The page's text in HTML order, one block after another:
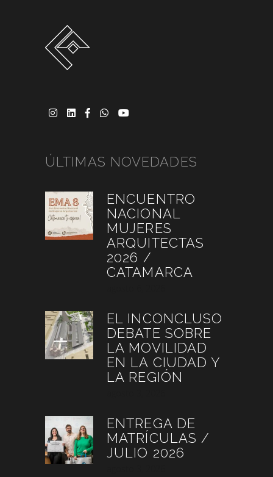
ÚLTIMAS NOVEDADES
ENCUENTRO
NACIONAL
MUJERES
ARQUITECTAS
2026 /
CATAMARCA
EL INCONCLUSO
DEBATE SOBRE
LA MOVILIDAD
EN LA CIUDAD Y
LA REGIÓN
ENTREGA DE
MATRÍCULAS /
JULIO 2026